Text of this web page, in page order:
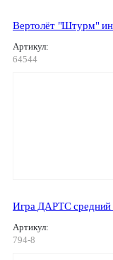
Вертолёт "Штурм"
Артикул:
64544
Игра ДАРТС средний
Артикул:
794-8